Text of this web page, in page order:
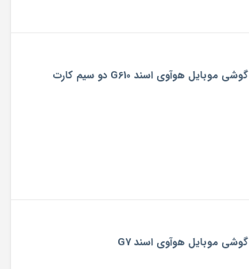
گوشی موبایل هوآوی اسند G610 دو سیم کارت
گوشی موبایل هوآوی اسند G7